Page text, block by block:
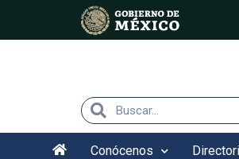
sitio
accesibilidad.
Conócenos